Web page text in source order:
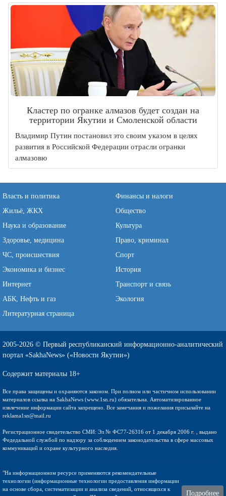
Кластер по огранке алмазов будет создан на
территории Якутии и Смоленской области
Владимир Путин постановил это своим указом в целях
развития в Российской Федерации отрасли огранки
алмазовю
Власть и политика
Финансы и налоги
Жильё, ЖКХ
Общество
Наука и образование
Культура
Здоровье, медицина
Право, криминал
ЧС, происшествия
Спорт
Экономика и бизнес
История
Интернет
Транспорт и связь
АБК, Нефть и газ
Экология
Литературная страница
2005-2026 © Первый республиканский информационно-аналитический
портал «SakhaNews» («Новости Якутии»)
Содержит материалы 18+
Все права защищены и охраняются законом. При полном или частичном использовании
материалов ссылка на SakhaNews (www.1sn.ru) обязательна. Автоматизированное
извлечение информации сайта запрещено. Все замечания и пожелания присылайте на
reklama1sn@mail.ru
Регистрационное свидетельство СМИ: Эл № ФС77-26316 от 1 декабря 2006 г. , выдано
Федедальной службой по надзору за соблюдением законодательства в сфере массовых
коммуникаций и охране культурного наследия.
"На информационном ресурсе применяются рекомендательные
технологии (информационные технологии предоставления информации
на основе сбора, систематизации и анализа сведений, относящихся к
Подробнее